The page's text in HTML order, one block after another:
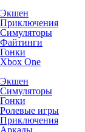
Экшен
Приключения
Симуляторы
Файтинги
Гонки
Xbox One
Экшен
Симуляторы
Гонки
Ролевые игры
Приключения
Аркады